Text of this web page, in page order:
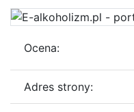
Ocena:
Adres strony: